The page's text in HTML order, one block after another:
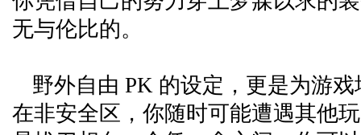
无与伦比的。
野外自由 PK 的设定，更是为游
在非安全区，你随时可能遭遇其他